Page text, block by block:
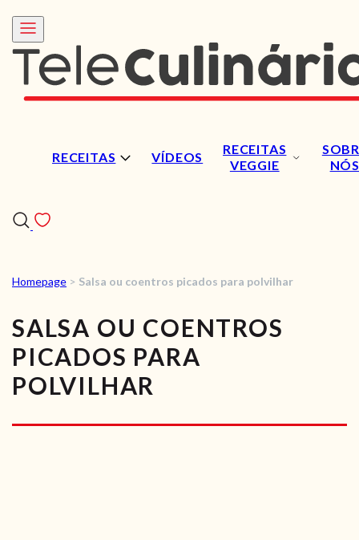
RECEITAS VÍDEOS
RECEITAS
VEGGIE
NÓS
RECEITAS
VÍDEOS
RECEITAS VEGGIE
Homepage > Salsa ou coentros picados para polvilhar
SALSA OU COENTROS
PICADOS PARA
POLVILHAR